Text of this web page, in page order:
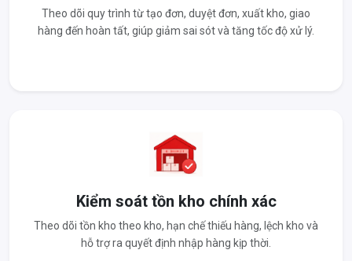
Theo dõi quy trình từ tạo đơn, duyệt đơn, xuất kho, giao
hàng đến hoàn tất, giúp giảm sai sót và tăng tốc độ xử lý.
Kiểm soát tồn kho chính xác
Theo dõi tồn kho theo kho, hạn chế thiếu hàng, lệch kho và
hỗ trợ ra quyết định nhập hàng kịp thời.